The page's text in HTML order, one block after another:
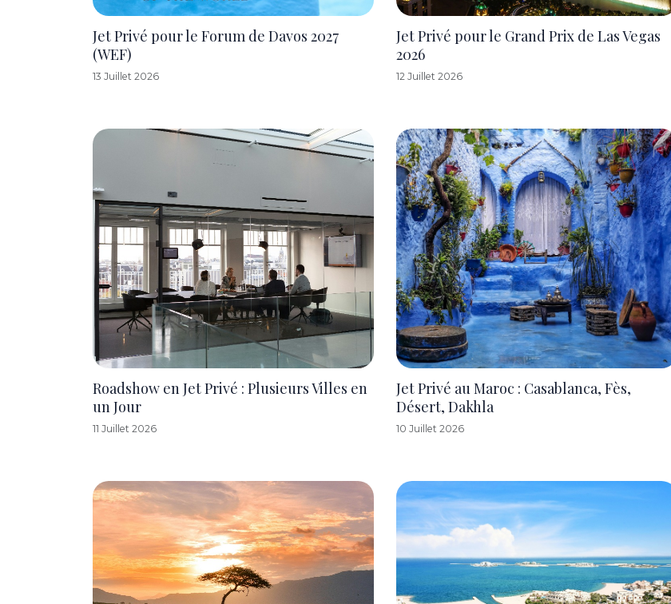
Jet Privé pour le Forum de Davos 2027
(WEF)
13 Juillet 2026
Jet Privé pour le Grand Prix de Las Vegas
2026
12 Juillet 2026
Roadshow en Jet Privé : Plusieurs Villes en
un Jour
11 Juillet 2026
Jet Privé au Maroc : Casablanca, Fès,
Désert, Dakhla
10 Juillet 2026